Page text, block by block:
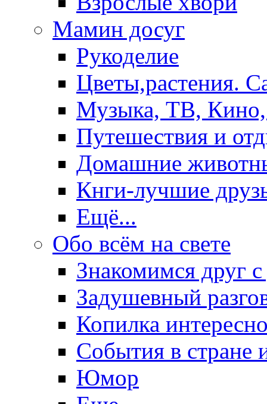
Мамин досуг
Рукоделие
Цветы,растения.
Музыка, ТВ,
Путешествия и
Домашние
Кнги-лучшие
Ещё...
Обо всём на свете
Знакомимся друг
Задушевный
Копилка
События в стране
Юмор